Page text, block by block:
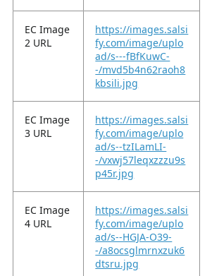
EC Image
2 URL
https://images.salsi
fy.com/image/uplo
ad/s---fBfKuwC-
-/mvd5b4n62raoh8
kbsili.jpg
EC Image
3 URL
https://images.salsi
fy.com/image/uplo
ad/s--tzILamLI-
-/vxwj57leqxzzzu9s
p45r.jpg
EC Image
4 URL
https://images.salsi
fy.com/image/uplo
ad/s--HGJA-O39-
-/a8ocsglmrnxzuk6
dtsru.jpg